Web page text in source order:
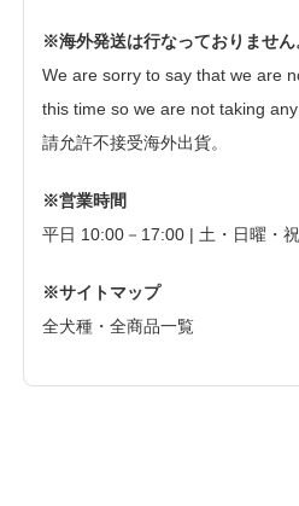
※海外発送は行なっておりません
We are sorry to say that we are
this time so we are not taking
請允許不接受海外出貨。
※営業時間
平日 10:00－17:00 | 土・日曜・
※サイトマップ
全犬種・全商品一覧